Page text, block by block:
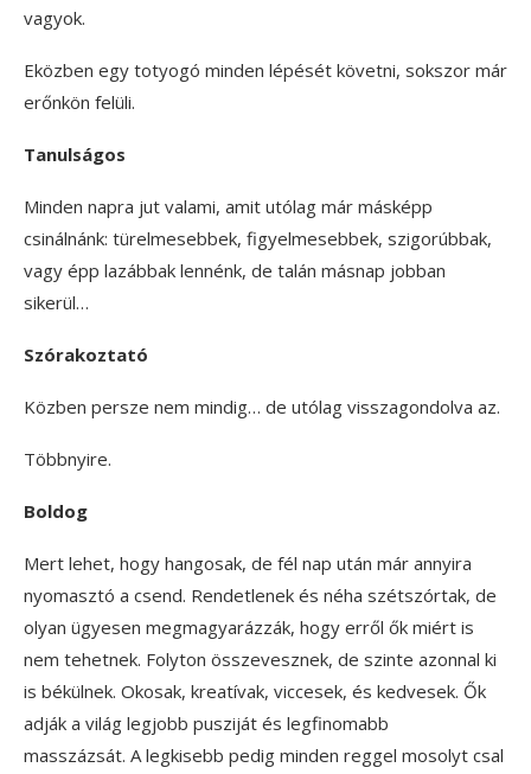
vagyok.
Eközben egy totyogó minden lépését követni, sokszor már
erőnkön felüli.
Tanulságos
Minden napra jut valami, amit utólag már másképp
csinálnánk: türelmesebbek, figyelmesebbek, szigorúbbak,
vagy épp lazábbak lennénk, de talán másnap jobban
sikerül…
Szórakoztató
Közben persze nem mindig… de utólag visszagondolva az.
Többnyire.
Boldog
Mert lehet, hogy hangosak, de fél nap után már annyira
nyomasztó a csend. Rendetlenek és néha szétszórtak, de
olyan ügyesen megmagyarázzák, hogy erről ők miért is
nem tehetnek. Folyton összevesznek, de szinte azonnal ki
is békülnek. Okosak, kreatívak, viccesek, és kedvesek. Ők
adják a világ legjobb pusziját és legfinomabb
masszázsát. A legkisebb pedig minden reggel mosolyt csal